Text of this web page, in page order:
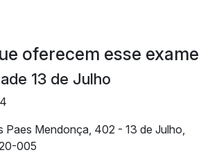
oferecem esse exame
13 de Julho
Paes Mendonça, 402 - 13 de Julho,
005